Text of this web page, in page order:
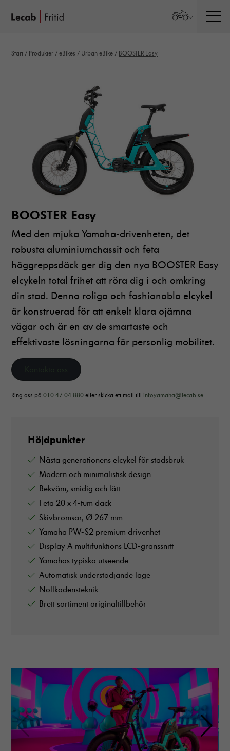
Start / Produkter /eBikes / Urban eBike / BOOSTER Easy
BOOSTER Easy
Med den mjuka Yamaha-drivenheten, det
robusta aluminiumchassit och feta
höggreppsdäck ger dig den nya BOOSTER Easy
elcykeln total frihet att röra dig i och omkring
din stad. Denna roliga och fashionabla elcykel
är konstruerad för att enkelt klara ojämna
vägar och är en av de smartaste och
effektivaste lösningarna för personlig mobilitet.
Ring oss på010 47 04 880 eller skicka ett mail till infoyamaha@lecab.se
Höjdpunkter
Nästa generationens elcykel för stadsbruk
Modern och minimalistisk design
Bekväm, smidig och lätt
Feta 20 x 4-tum däck
Skivbromsar, Ø 267 mm
Yamaha PW-S2 premium drivenhet
Display A multifunktions LCD-gränssnitt
Yamahas typiska utseende
Automatisk understödjande läge
Nollkadensteknik
Brett sortiment originaltillbehör